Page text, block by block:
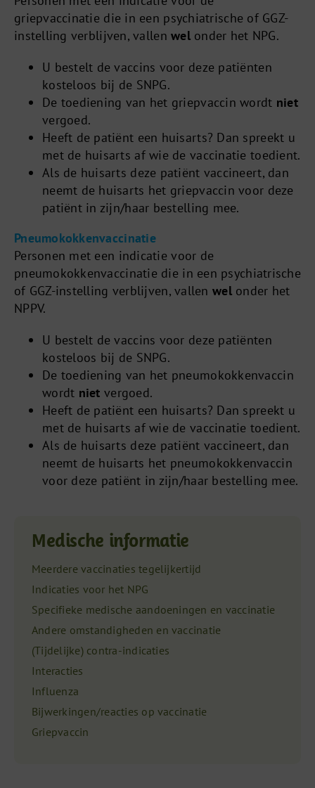
griepvaccinatie die in een psychiatrische of GGZ-
instelling verblijven, vallenwelonder het NPG.
U bestelt de vaccins voor deze patiënten
kosteloos bij de SNPG.
De toediening van het griepvaccin wordt niet
vergoed.
Heeft de patiënt een huisarts? Dan spreekt u
met de huisarts af wie de vaccinatie toedient.
Als de huisarts deze patiënt vaccineert, dan
neemt de huisarts het griepvaccin voor deze
patiënt in zijn/haar bestelling mee.
Pneumokokkenvaccinatie
Personen met een indicatie voor de
pneumokokkenvaccinatie die in een psychiatrische
of GGZ-instelling verblijven, vallen wel onder het
NPPV.
U bestelt de vaccins voor deze patiënten
kosteloos bij de SNPG.
De toediening van het pneumokokkenvaccin
wordt niet vergoed.
Heeft de patiënt een huisarts? Dan spreekt u
met de huisarts af wie de vaccinatie toedient.
Als de huisarts deze patiënt vaccineert, dan
neemt de huisarts het pneumokokkenvaccin
voor deze patiënt in zijn/haar bestelling mee.
Medische informatie
Meerdere vaccinaties tegelijkertijd
Indicaties voor het NPG
Specifieke medische aandoeningen en vaccinatie
Andere omstandigheden en vaccinatie
(Tijdelijke) contra-indicaties
Interacties
Influenza
Bijwerkingen/reacties op vaccinatie
Griepvaccin